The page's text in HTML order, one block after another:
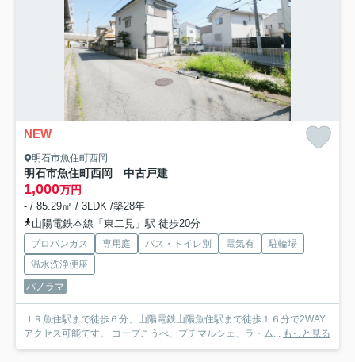
NEW
明石市魚住町西岡
明石市魚住町西岡 中古戸建
1,000万円
- / 85.29㎡ / 3LDK /築28年
山陽電鉄本線「東二見」駅 徒歩20分
プロパンガス 専用庭 バス・トイレ別 電気有
駐輪場
温水洗浄便座
パノラマ
ＪＲ魚住駅まで徒歩６分、山陽電鉄山陽魚住駅まで徒歩１６分で2WAY
アクセス可能です。 コープこうべ、プチマルシェ、ラ・ム...
もっと見る